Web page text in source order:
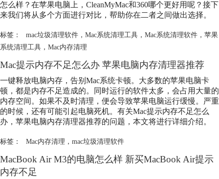
怎么样？在苹果电脑上，CleanMyMac和360哪个更好用呢？接下
来我们将从多个方面进行对比，帮助你在二者之间做出选择。
标签： mac垃圾清理软件， Mac系统清理工具， Mac系统清理软件， 苹果
系统清理工具 ， Mac内存清理
Mac提示内存不足怎么办 苹果电脑内存清理器推荐
一键释放电脑内存，告别Mac系统卡顿。大多数的苹果电脑卡
顿，都是内存不足造成的。同时运行的软件太多，会占用大量的
内存空间。如果不及时清理，便会导致苹果电脑运行缓慢。严重
的时候，还有可能引起电脑死机。有关Mac提示内存不足怎么
办，苹果电脑内存清理器推荐的问题，本文将进行详细介绍。
标签： Mac内存清理 ， mac垃圾清理软件
MacBook Air M3的电脑怎么样 新买MacBook Air提示
内存不足